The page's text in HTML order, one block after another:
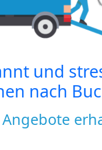
und
nach